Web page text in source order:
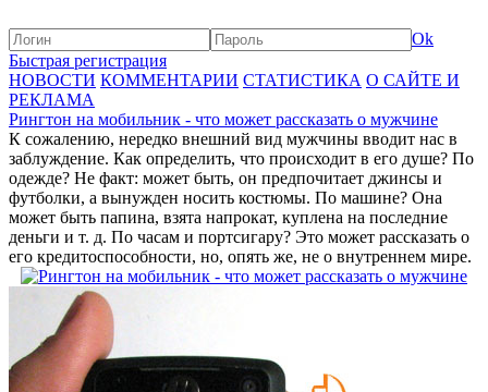
Ok
Быстрая регистрация
НОВОСТИ КОММЕНТАРИИ СТАТИСТИКА О САЙТЕ И
РЕКЛАМА
Рингтон на мобильник - что может рассказать о мужчине
К сожалению, нередко внешний вид мужчины вводит нас в
заблуждение. Как определить, что происходит в его душе? По
одежде? Не факт: может быть, он предпочитает джинсы и
футболки, а вынужден носить костюмы. По машине? Она
может быть папина, взята напрокат, куплена на последние
деньги и т. д. По часам и портсигару? Это может рассказать о
его кредитоспособности, но, опять же, не о внутреннем мире.